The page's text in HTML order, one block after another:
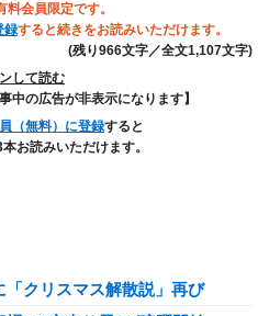
料会員限定です。
録すると続きをお読みいただけます。
(残り966文字／全文1,107文字)
して読む
中の広告が非表示になります】
（無料）に登録すると
お読みいただけます。
「クリスマス解散説」再び